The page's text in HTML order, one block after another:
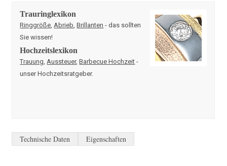
Trauringlexikon
Ringgröße Abrieb ,Brillanten - das sollten
Sie wissen!
Hochzeitslexikon
Trauung Aussteuer,Barbecue Hochzeit -
unser Hochzeitsratgeber.
Technische Daten Eigenschaften